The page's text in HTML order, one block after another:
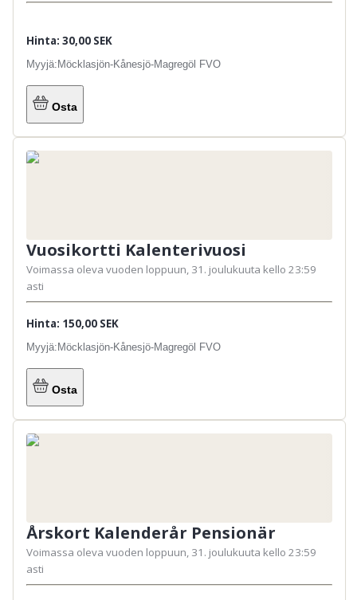
Hinta: 30,00 SEK
Myyjä: Möcklasjön-Kånesjö-Magregöl FVO
Osta
Vuosikortti Kalenterivuosi
Voimassa oleva vuoden loppuun, 31. joulukuuta kello 23:59
asti
Hinta: 150,00 SEK
Myyjä: Möcklasjön-Kånesjö-Magregöl FVO
Osta
Årskort Kalenderår Pensionär
Voimassa oleva vuoden loppuun, 31. joulukuuta kello 23:59
asti